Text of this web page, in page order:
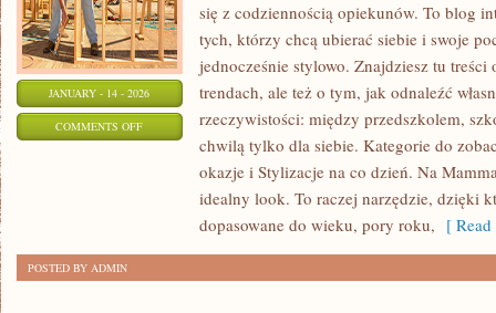
JANUARY - 14 - 2026
COMMENTS OFFON
LOUNGEWEAR
się z codziennością opiekunów. To blog
tych, którzy chcą ubierać siebie i swoje
jednocześnie stylowo. Znajdziesz tu
trendach, ale też o tym, jak odnaleźć
rzeczywistości: między przedszkolem,
chwilą tylko dla siebie. Kategorie do
okazje i Stylizacje na co dzień. Na
idealny look. To raczej narzędzie, dzięki
dopasowane do wieku, pory roku, [
POSTED BY ADMIN